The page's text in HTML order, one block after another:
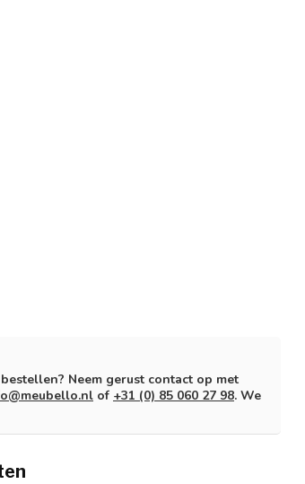
Neem gerust contact op met
of +31 (0) 85 060 27 98. We